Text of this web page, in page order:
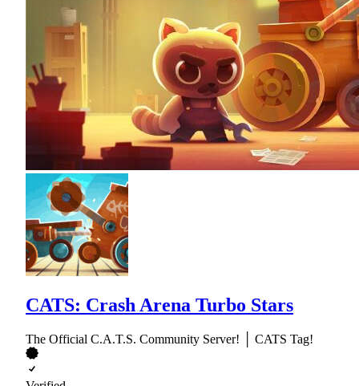
CATS: Crash Arena Turbo Stars
The Official C.A.T.S. Community Server! │ CATS Tag!